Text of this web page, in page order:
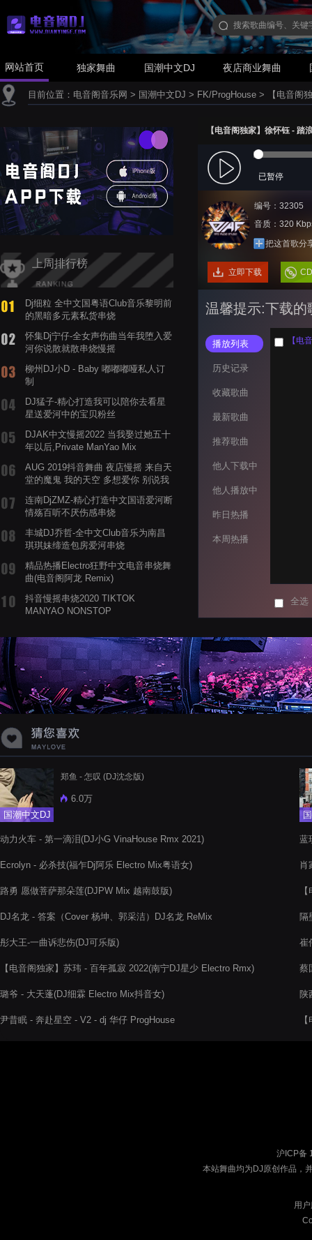
网站首页 独家舞曲 国潮中文DJ 夜店商业舞曲
目前位置： 电音阁音乐网 > 国潮中文DJ > FK/ProgHouse > 【电音阁
上周排行榜
Dj细粒 全中文国粤语Club音乐黎明前
的黑暗多元素私货串烧
怀集Dj宁仔-全女声伤曲当年我堕入爱
河你说散就散串烧慢摇
柳州DJ小D - Baby 嘟嘟嘟哑私人订
制
DJ猛子-精心打造我可以陪你去看星
星送爱河中的宝贝粉丝
DJAK中文慢摇2022 当我娶过她五十
年以后,Private ManYao Mix
AUG 2019抖音舞曲 夜店慢摇 来自天
堂的魔鬼 我的天空 多想爱你 别说我
连南DjZMZ-精心打造中文国语爱河断
情殇百听不厌伤感串烧
丰城DJ乔哲-全中文Club音乐为南昌
琪琪妹缔造包房爱河串烧
精品热播Electro狂野中文电音串烧舞
曲(电音阁阿龙 Remix)
抖音慢摇串烧2020 TIKTOK
MANYAO NONSTOP
蝉爸爸妈妈爱存在夏天的风是想你的
声音啊
【电音阁独家】徐怀钰 -
已暂停
编号：32305
音质：320
把这首歌分
立即下载
温馨提示:下载的
播放列表
历史记录
收藏歌曲
最新歌曲
推荐歌曲
他人下载中
他人播放中
昨日热播
本周热播
全选
国潮中文DJ
郑鱼 - 怎叹 (DJ沈念版)
6.0万
动力火车 - 第一滴泪(DJ小G VinaHouse Rmx 2021)
Ecrolyn - 必杀技(福乍Dj阿乐 Electro Mix粤语女)
路勇 愿做菩萨那朵莲(DJPW Mix 越南鼓版)
DJ名龙 - 答案（Cover 杨坤、郭采洁）DJ名龙 ReMix
彤大王-一曲诉悲伤(DJ可乐版)
【电音阁独家】苏玮 - 百年孤寂 2022(南宁DJ星少 Electro Rmx)
璐爷 - 大天蓬(DJ细霖 Electro Mix抖音女)
尹昔眠 - 奔赴星空 - V2 - dj 华仔 ProgHouse
蓝
肖
隔
崔
蔡
陕
沪ICP备
本站舞曲均为DJ原创作品，
用